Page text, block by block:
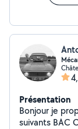
Présentation
Bonjour je
suivants BAC